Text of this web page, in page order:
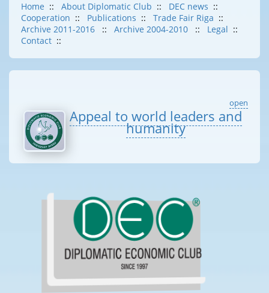
Home :: About Diplomatic Club :: DEC news ::
Cooperation :: Publications :: Trade Fair Riga ::
Archive 2011-2016
:: Archive 2004-2010 :: Legal ::
Contact ::
open
Appeal to world leaders and
humanity